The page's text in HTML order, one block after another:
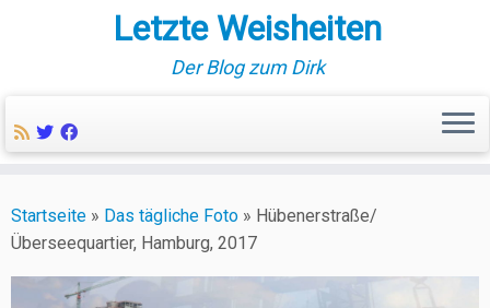
Inhalt
springen
Letzte Weisheiten
Der Blog zum Dirk
Startseite » Das tägliche Foto » Hübenerstraße/
Überseequartier, Hamburg, 2017